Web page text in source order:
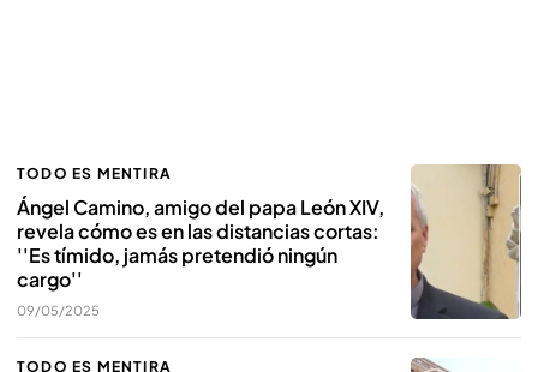
TODO ES MENTIRA
Ángel Camino, amigo del papa León XIV,
revela cómo es en las distancias cortas:
''Es tímido, jamás pretendió ningún
cargo''
09/05/2025
TODO ES MENTIRA